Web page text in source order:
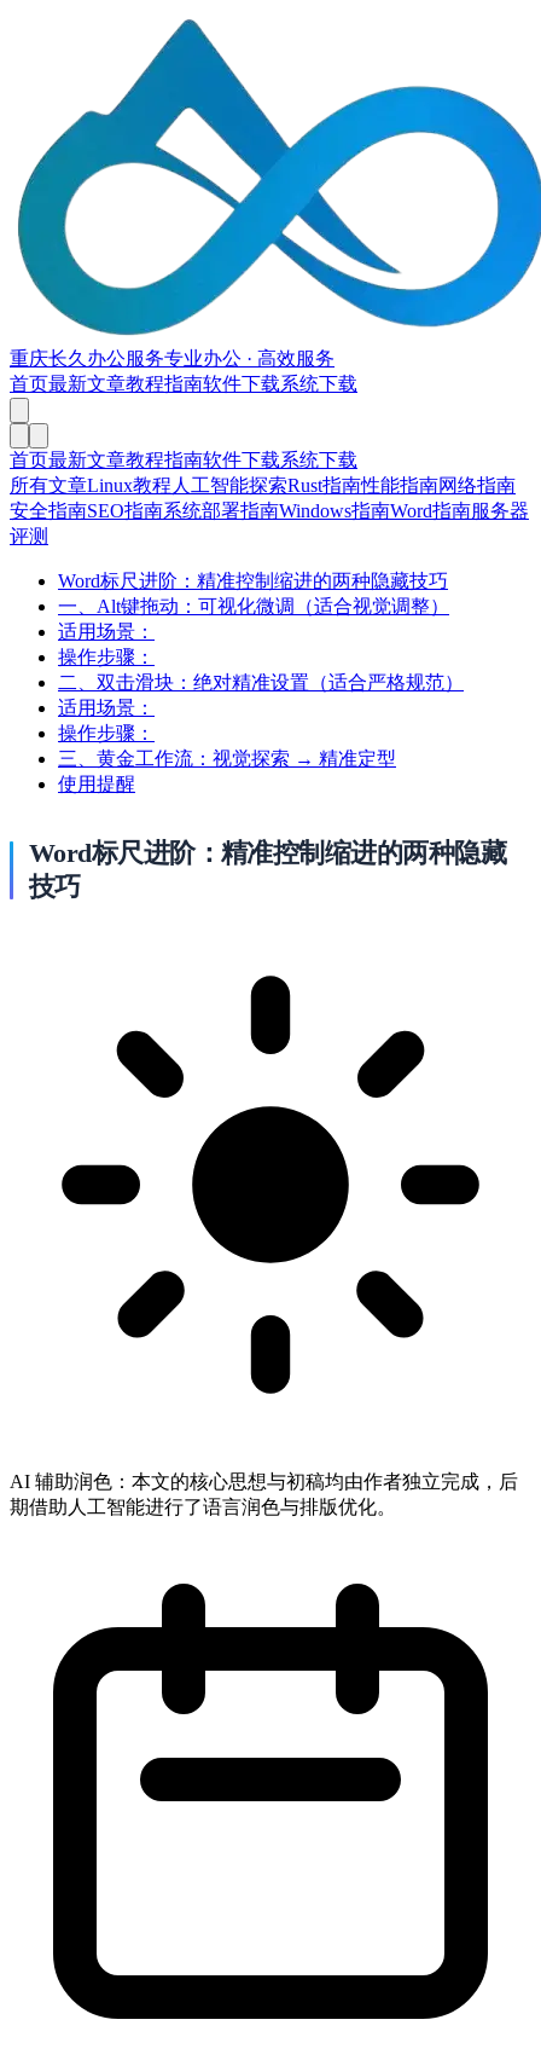
重庆长久办公服务专业办公 · 高效服务
首页最新文章教程指南软件下载系统下载
首页最新文章教程指南软件下载系统下载
所有文章Linux教程 人工智能探索Rust指南性能指南网络指南
安全指南SEO指南系统部署指南Windows指南Word指南服务器
评测
Word标尺进阶：精准控制缩进的两种隐藏技巧
一、Alt键拖动：可视化微调（适合视觉调整）
适用场景：
操作步骤：
二、双击滑块：绝对精准设置（适合严格规范）
适用场景：
操作步骤：
三、黄金工作流：视觉探索 → 精准定型
使用提醒
Word标尺进阶：精准控制缩进的两种隐藏
技巧
AI 辅助润色： 本文的核心思想与初稿均由作者独立完成，后
期借助人工智能进行了语言润色与排版优化。